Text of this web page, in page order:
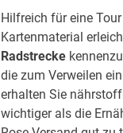
Hilfreich für eine
Kartenmaterial
Radstrecke
die zum Verweilen
erhalten Sie
wichtiger als die